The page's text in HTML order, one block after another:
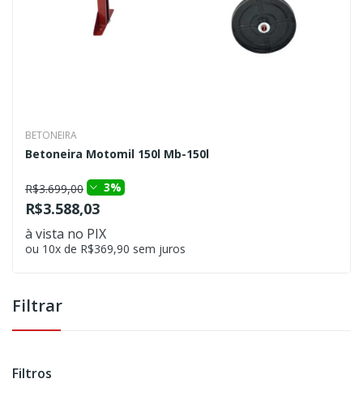
BETONEIRA
Betoneira Motomil 150l Mb-150l
R$3.699,00 3%
R$3.588,03
à vista no PIX
ou 10x de R$369,90 sem juros
Filtrar
Filtros